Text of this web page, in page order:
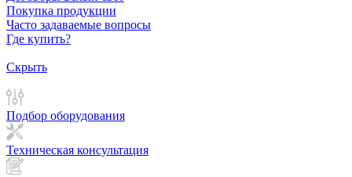
Покупка продукции
Часто задаваемые вопросы
Где купить?
Скрыть
Подбор оборудования
Техническая консультация